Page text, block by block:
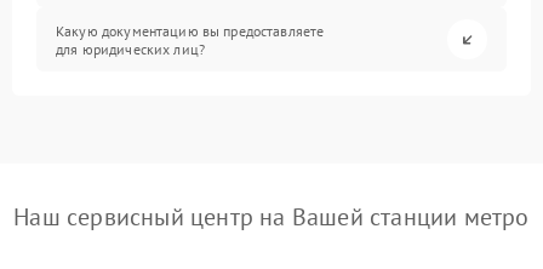
Какую документацию вы предоставляете
для юридических лиц?
Наш сервисный центр на Вашей станции метро